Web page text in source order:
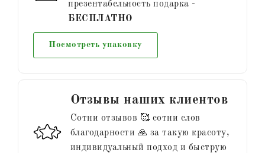
презентабельность подарка -
БЕСПЛАТНО
Посмотреть упаковку
Отзывы наших клиентов
Сотни отзывов 🥰 сотни слов
благодарности 🙏 за такую красоту,
индивидуальный подход и быструю